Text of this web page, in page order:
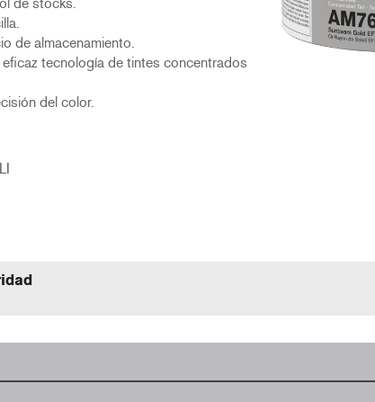
de almacenamiento.
tecnología de tintes concentrados
del color.